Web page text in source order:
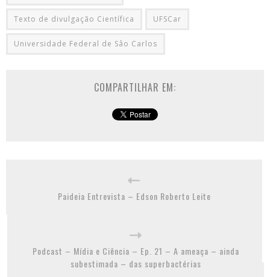
Texto de divulgação Científica UFSCar
Universidade Federal de Sâo Carlos
COMPARTILHAR EM:
Paideia Entrevista – Edson Roberto Leite
Podcast – Mídia e Ciência – Ep. 21 – A ameaça – ainda
subestimada – das superbactérias